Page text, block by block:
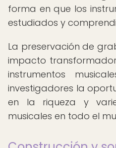
forma en que los
estudiados y
La preservación de
impacto
instrumentos
investigadores la
en la riqueza y
musicales en todo el